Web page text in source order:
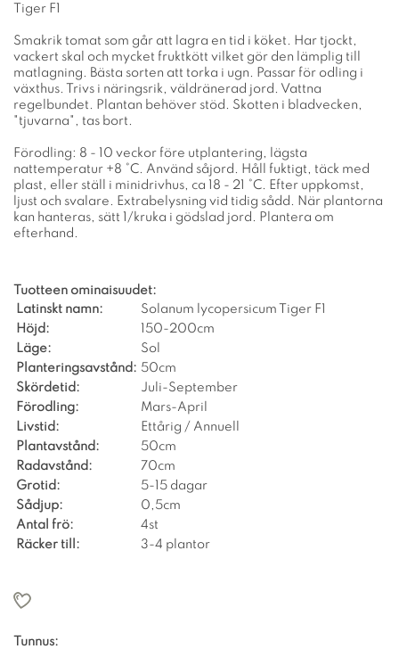
Tiger F1
Smakrik tomat som går att lagra en tid i köket. Har tjockt,
vackert skal och mycket fruktkött vilket gör den lämplig till
matlagning. Bästa sorten att torka i ugn. Passar för odling i
växthus. Trivs i näringsrik, väldränerad jord. Vattna
regelbundet. Plantan behöver stöd. Skotten i bladvecken,
"tjuvarna", tas bort.
Förodling: 8 - 10 veckor före utplantering, lägsta
nattemperatur +8 °C. Använd såjord. Håll fuktigt, täck med
plast, eller ställ i minidrivhus, ca 18 - 21 °C. Efter uppkomst,
ljust och svalare. Extrabelysning vid tidig sådd. När plantorna
kan hanteras, sätt 1/kruka i gödslad jord. Plantera om
efterhand.
Tuotteen ominaisuudet:
Latinskt namn:
Solanum lycopersicum Tiger F1
Höjd:
150-200cm
Läge:
Sol
Planteringsavstånd: 50cm
Skördetid:
Juli-September
Förodling:
Mars-April
Livstid:
Ettårig / Annuell
Plantavstånd:
50cm
Radavstånd:
70cm
Grotid:
5-15 dagar
Sådjup:
0,5cm
Antal frö:
4st
Räcker till:
3-4 plantor
Tunnus: